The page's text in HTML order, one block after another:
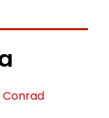
Conrad